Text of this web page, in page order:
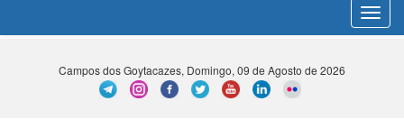
Toggle
Campos dos Goytacazes, Domingo, 09 de Agosto de 2026